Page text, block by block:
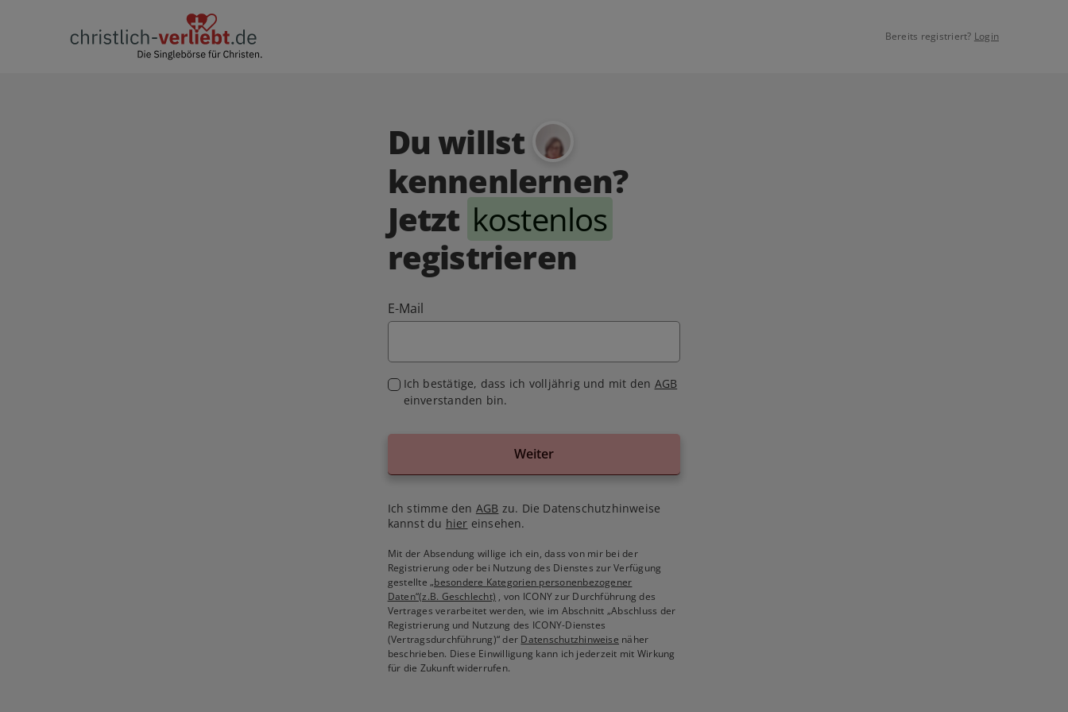
Bereits registriert? Login
Du willst
kennenlernen?
Jetzt kostenlos
registrieren
E-Mail
Ich bestätige, dass ich volljährig und mit den AGB
einverstanden bin.
Weiter
Ich stimme den AGB zu. Die Datenschutzhinweise
kannst du hier einsehen.
Mit der Absendung willige ich ein, dass von mir bei der
Registrierung oder bei Nutzung des Dienstes zur Verfügung
gestellte„besondere Kategorien personenbezogener
Daten“(z.B. Geschlecht) , von ICONY zur Durchführung des
Vertrages verarbeitet werden, wie im Abschnitt „Abschluss der
Registrierung und Nutzung des ICONY-Dienstes
(Vertragsdurchführung)“ der Datenschutzhinweise näher
beschrieben. Diese Einwilligung kann ich jederzeit mit Wirkung
für die Zukunft widerrufen.